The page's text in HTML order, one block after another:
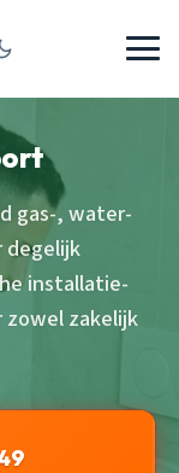
gas-, water-
degelijk
installatie-
zakelijk